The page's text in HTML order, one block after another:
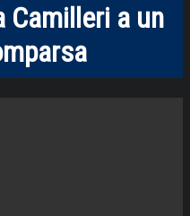
Camilleri a un